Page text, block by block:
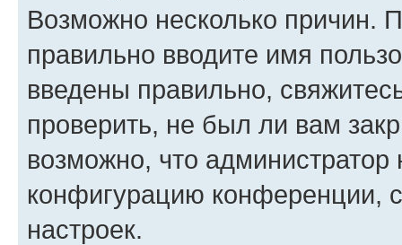
Возможно несколько причин.
правильно вводите имя
введены правильно,
проверить, не был ли вам
возможно, что администратор
конфигурацию конференции,
настроек.